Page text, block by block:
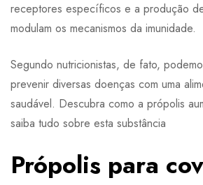
receptores específicos e a produção
modulam os mecanismos da imunidade.
Segundo nutricionistas, de fato,
prevenir diversas doenças com uma
saudável. Descubra como a própolis
saiba tudo sobre esta substância
Própolis para